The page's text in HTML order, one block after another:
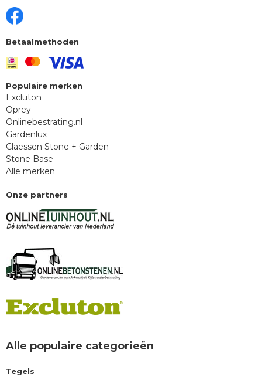
Betaalmethoden
Populaire merken
Excluton
Oprey
Onlinebestrating.nl
Gardenlux
Claessen Stone + Garden
Stone Base
Alle merken
Onze partners
Alle populaire categorieën
Tegels